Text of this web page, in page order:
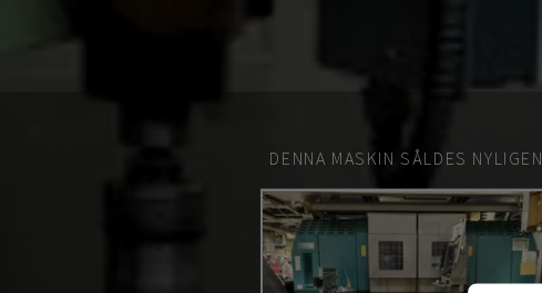
DENNA MASKIN SÅLDES NYLIGEN.